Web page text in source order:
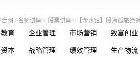
网 >名师讲座 > 股票讲座 >【金水钰】股海孤旅绝
育 企业管理 市场营销 致富创业
本 战略管理 绩效管理 生产物流